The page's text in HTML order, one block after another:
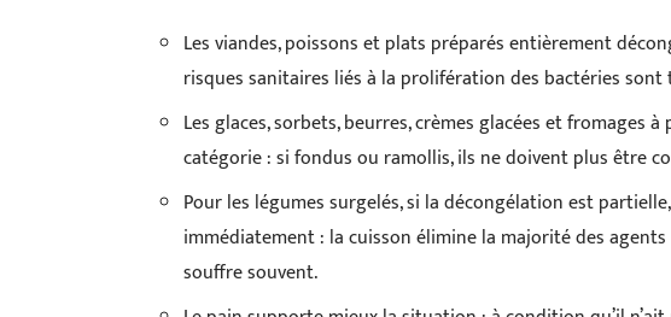
Les viandes, poissons et plats préparés entièrement
risques sanitaires liés à la prolifération des bactéries sont
Les glaces, sorbets, beurres, crèmes glacées et fromages
catégorie : si fondus ou ramollis, ils ne doivent plus être
Pour les légumes surgelés, si la décongélation est
immédiatement : la cuisson élimine la majorité des
souffre souvent.